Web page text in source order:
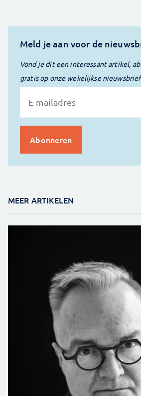
Meld je aan voor de
Vond je dit een interessant artikel,
gratis op onze wekelijkse
MEER ARTIKELEN